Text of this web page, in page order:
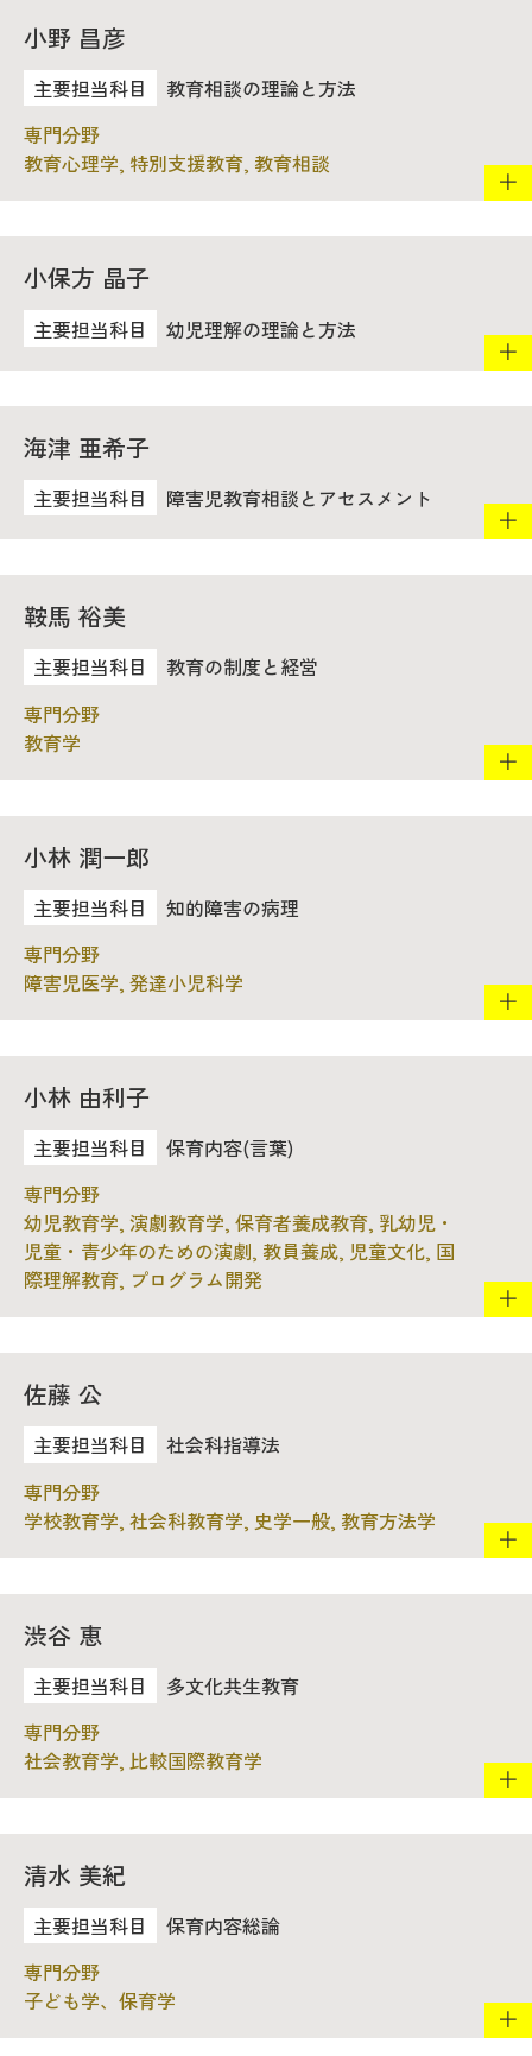
小野 昌彦
教育相談の理論と方法
教育心理学, 特別支援教育, 教育相談
小保方 晶子
幼児理解の理論と方法
海津 亜希子
障害児教育相談とアセスメント
鞍馬 裕美
教育の制度と経営
教育学
小林 潤一郎
知的障害の病理
障害児医学, 発達小児科学
小林 由利子
保育内容(言葉)
幼児教育学, 演劇教育学, 保育者養成教育, 乳幼児・
児童・青少年のための演劇, 教員養成, 児童文化, 国
際理解教育, プログラム開発
佐藤 公
社会科指導法
学校教育学, 社会科教育学, 史学一般, 教育方法学
渋谷 恵
多文化共生教育
社会教育学, 比較国際教育学
清水 美紀
保育内容総論
子ども学、保育学